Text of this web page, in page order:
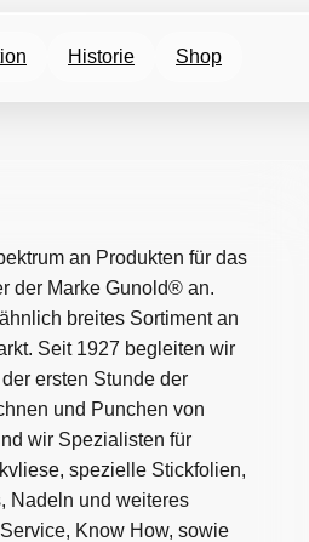
Historie Shop
an Produkten für das
der Marke Gunold® an.
breites Sortiment an
Seit 1927 begleiten wir
ersten Stunde der
und Punchen von
wir Spezialisten für
spezielle Stickfolien,
Nadeln und weiteres
Know How, sowie